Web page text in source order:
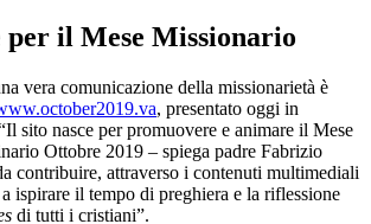
il Mese Missionario
vera comunicazione della missionarietà è
, presentato oggi in
sito nasce per promuovere e animare il Mese
Ottobre 2019 – spiega padre Fabrizio
contribuire, attraverso i contenuti multimediali
ispirare il tempo di preghiera e la riflessione
di tutti i cristiani”.